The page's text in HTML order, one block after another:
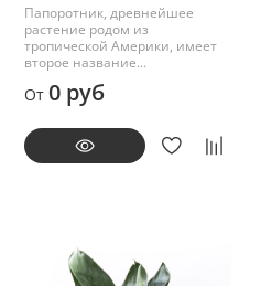
Папоротник, древнейшее
растение родом из
тропической Америки, имеет
второе название...
От 0 руб